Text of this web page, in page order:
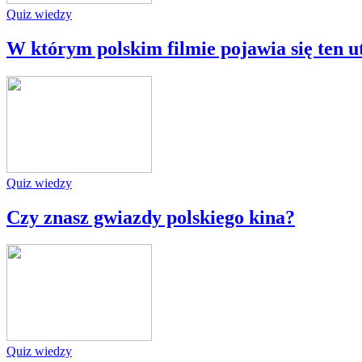
Quiz wiedzy
W którym polskim filmie pojawia się ten
Quiz wiedzy
Czy znasz gwiazdy polskiego kina?
Quiz wiedzy